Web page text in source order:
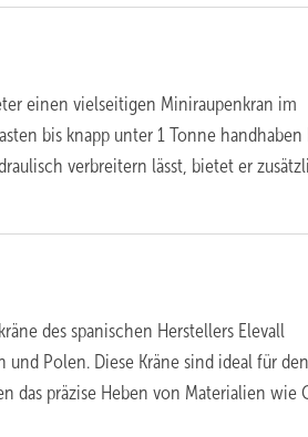
einen vielseitigen Miniraupenkran im
bis knapp unter 1 Tonne handhaben
verbreitern lässt, bietet er
des spanischen Herstellers Elevall
Polen. Diese Kräne sind ideal für den
das präzise Heben von Materialien wie